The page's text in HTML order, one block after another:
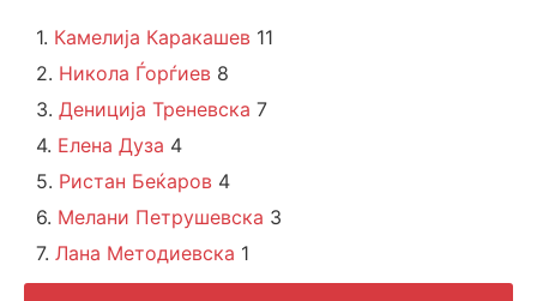
1. Камелија Каракашев 11
2. Никола Ѓорѓиев 8
3. Дениција Треневска 7
4. Елена Дуза 4
5. Ристан Беќаров 4
6. Мелани Петрушевска 3
7. Лана Методиевска 1